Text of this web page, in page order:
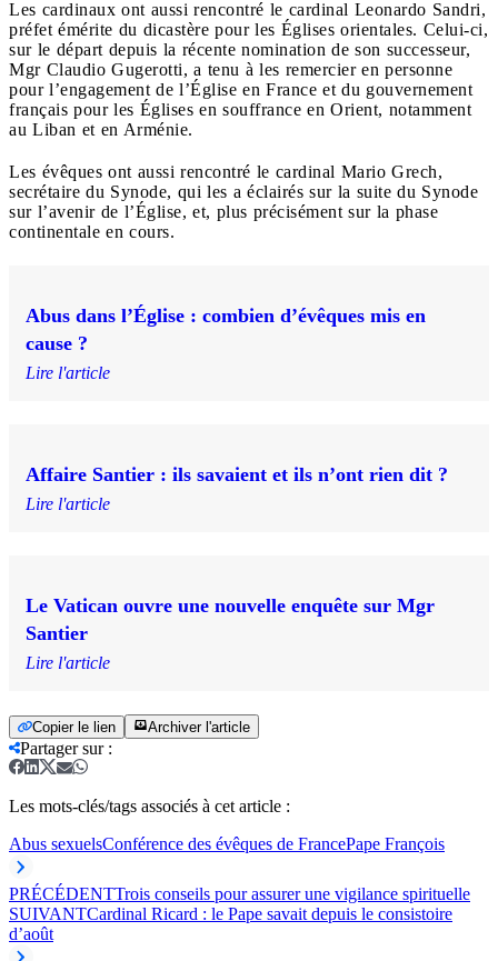
Les cardinaux ont aussi rencontré le cardinal Leonardo Sandri,
préfet émérite du dicastère pour les Églises orientales. Celui-ci,
sur le départ depuis la récente nomination de son successeur,
Mgr Claudio Gugerotti, a tenu à les remercier en personne
pour l’engagement de l’Église en France et du gouvernement
français pour les Églises en souffrance en Orient, notamment
au Liban et en Arménie.
Les évêques ont aussi rencontré le cardinal Mario Grech,
secrétaire du Synode, qui les a éclairés sur la suite du Synode
sur l’avenir de l’Église, et, plus précisément sur la phase
continentale en cours.
Abus dans l’Église : combien d’évêques mis en
cause ?
Lire l'article
Affaire Santier : ils savaient et ils n’ont rien dit ?
Lire l'article
Le Vatican ouvre une nouvelle enquête sur Mgr
Santier
Lire l'article
Copier le lien Archiver l'article
Partager sur:
Les mots-clés/tags associés à cet article :
Abus sexuelsConférence des évêques de FrancePape François
PRÉCÉDENTTrois conseils pour assurer une vigilance spirituelle
SUIVANTCardinal Ricard : le Pape savait depuis le consistoire
d’août